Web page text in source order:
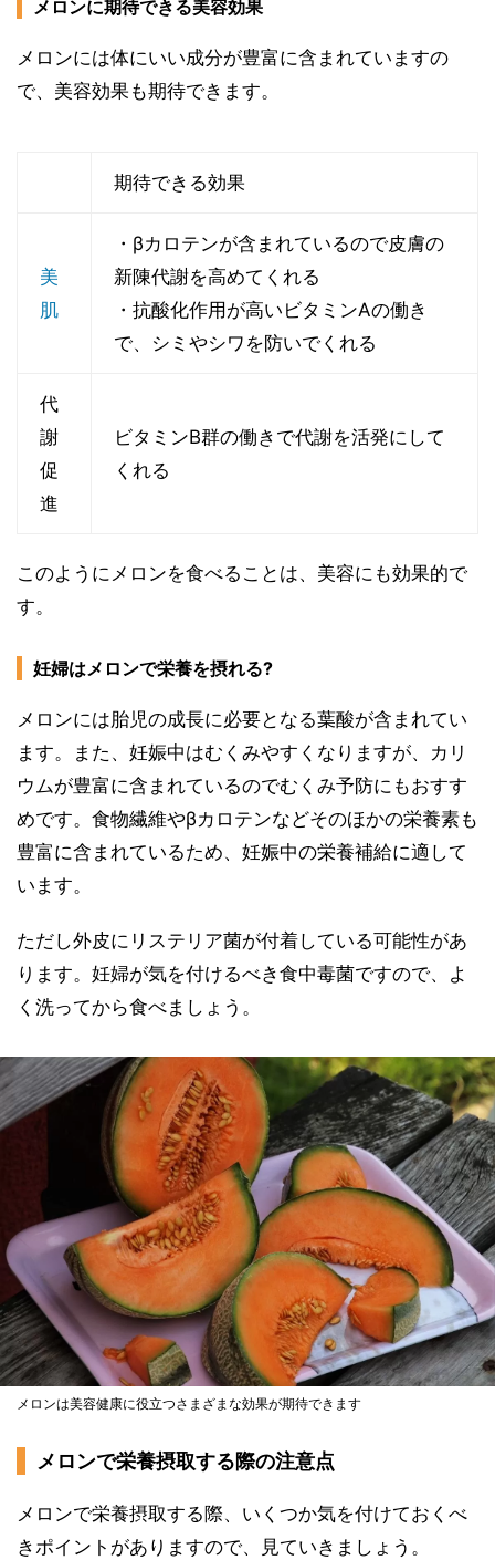
メロンに期待できる美容効果
メロンには体にいい成分が豊富に含まれていますの
で、美容効果も期待できます。
期待できる効果
美
肌
・βカロテンが含まれているので皮膚の
新陳代謝を高めてくれる
・抗酸化作用が高いビタミンAの働き
で、シミやシワを防いでくれる
代
謝
促
進
ビタミンB群の働きで代謝を活発にして
くれる
このようにメロンを食べることは、美容にも効果的で
す。
妊婦はメロンで栄養を摂れる?
メロンには胎児の成長に必要となる葉酸が含まれてい
ます。また、妊娠中はむくみやすくなりますが、カリ
ウムが豊富に含まれているのでむくみ予防にもおすす
めです。食物繊維やβカロテンなどそのほかの栄養素も
豊富に含まれているため、妊娠中の栄養補給に適して
います。
ただし外皮にリステリア菌が付着している可能性があ
ります。妊婦が気を付けるべき食中毒菌ですので、よ
く洗ってから食べましょう。
メロンは美容健康に役立つさまざまな効果が期待できます
メロンで栄養摂取する際の注意点
メロンで栄養摂取する際、いくつか気を付けておくべ
きポイントがありますので、見ていきましょう。